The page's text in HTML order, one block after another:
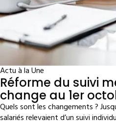
Actu à la Une
Réforme du suivi
change au 1er
Quels sont les changements ?
salariés relevaient d’un suivi